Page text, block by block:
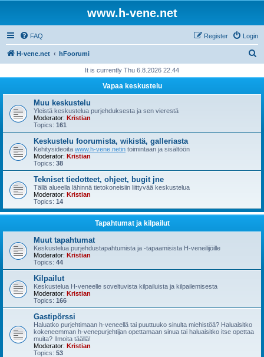
www.h-vene.net
FAQ Login
Register
H-vene.net hFoorumi
r
It is currently Thu 6.8.2026 22.44
Vapaa keskustelu
Muu keskustelu
Yleistä keskustelua purjehduksesta ja sen vierestä
Moderator: Kristian
Topics: 161
Keskustelu foorumista, wikistä, galleriasta
Kehitysideoita www.h-vene.netin toimintaan ja sisältöön
Moderator: Kristian
Topics: 38
Tekniset tiedotteet, ohjeet, bugit jne
Tällä alueella lähinnä tietokoneisiin liittyvää keskustelua
Moderator: Kristian
Topics: 14
Tapahtumat ja kilpailut
Muut tapahtumat
Keskustelua purjehdustapahtumista ja -tapaamisista H-veneilijöille
Moderator: Kristian
Topics: 44
Kilpailut
Keskustelua H-veneelle soveltuvista kilpailuista ja kilpailemisesta
Moderator: Kristian
Topics: 166
Gastipörssi
Haluatko purjehtimaan h-veneellä tai puuttuuko sinulta miehistöä? Haluaisitko
kokeneemman h-venepurjehtijan opettamaan sinua tai haluaisitko itse opettaa
muita? Ilmoita täällä!
Moderator: Kristian
Topics: 53